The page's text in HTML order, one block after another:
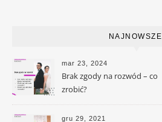
NAJNOWSZE
mar 23, 2024
Brak zgody na rozwód – co
zrobić?
gru 29, 2021